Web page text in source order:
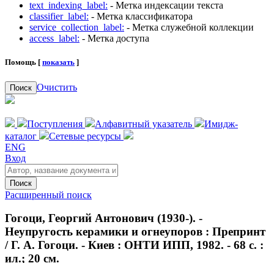
text_indexing_label: - Метка индексации текста
classifier_label: - Метка классификатора
service_collection_label: - Метка служебной коллекции
access_label: - Метка доступа
Помощь [ показать ]
Поиск Очистить
Поступления Алфавитный указатель
Имидж-
каталог
Сетевые ресурсы
ENG
Вход
Поиск
Расширенный поиск
Гогоци, Георгий Антонович (1930-). -
Неупругость керамики и огнеупоров : Препринт
/ Г. А. Гогоци. - Киев : ОНТИ ИПП, 1982. - 68 с. :
ил.; 20 см.